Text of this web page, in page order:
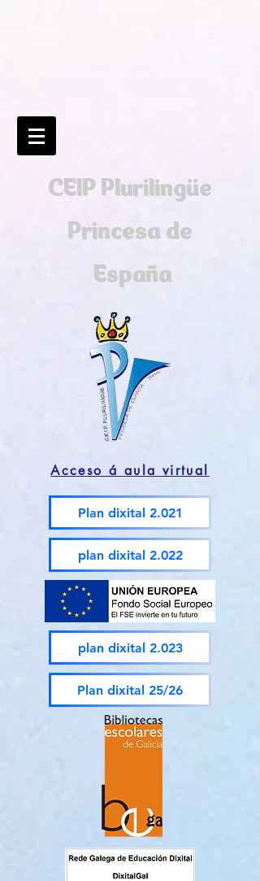
CEIP Plurilingüe
Princesa de
España
Acceso á aula virtual
Plan dixital 2.021
plan dixital 2.022
plan dixital 2.023
Plan dixital 25/26